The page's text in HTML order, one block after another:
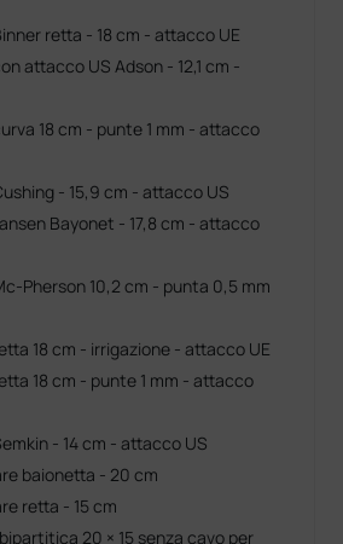
retta - 18 cm - attacco UE
attacco US Adson - 12,1 cm -
18 cm - punte 1 mm - attacco
- 15,9 cm - attacco US
Bayonet - 17,8 cm - attacco
Pherson 10,2 cm - punta 0,5 mm
18 cm - irrigazione - attacco UE
18 cm - punte 1 mm - attacco
- 14 cm - attacco US
baionetta - 20 cm
retta - 15 cm
20 × 15 senza cavo per